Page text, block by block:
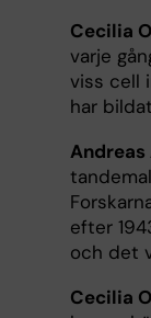
Cecilia
varje
viss cell
har
Andreas
efter
och det
Cecilia